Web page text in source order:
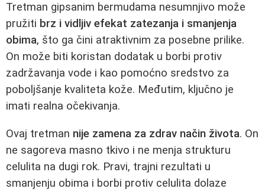
Tretman gipsanim bermudama nesumnjivo može
pružiti brz i vidljiv efekat zatezanja i smanjenja
obima, što ga čini atraktivnim za posebne prilike.
On može biti koristan dodatak u borbi protiv
zadržavanja vode i kao pomoćno sredstvo za
poboljšanje kvaliteta kože. Međutim, ključno je
imati realna očekivanja.
Ovaj tretman nije zamena za zdrav način života. On
ne sagoreva masno tkivo i ne menja strukturu
celulita na dugi rok. Pravi, trajni rezultati u
smanjenju obima i borbi protiv celulita dolaze